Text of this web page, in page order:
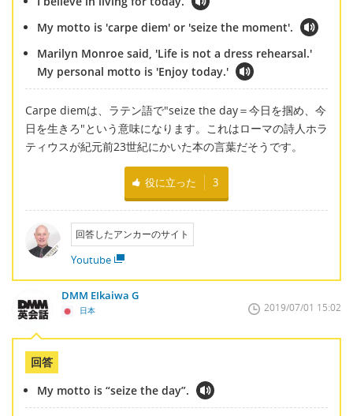
My motto is 'carpe diem' or 'seize the moment'.
Marilyn Monroe said, 'Life is not a dress rehearsal.'
My personal motto is 'Enjoy today.'
Carpe diemは、ラテン語で"seize the day＝今日を掴め、今
日を生きろ"という意味になります。これはローマの詩人ホラ
ティウスが紀元前23世紀にかいた本の言葉だそうです。
役に立った 3
回答したアンカーのサイト
Youtube
DMM EIkaiwa G
日本 2019/07/01 15:02
回答
My motto is “seize the day”.